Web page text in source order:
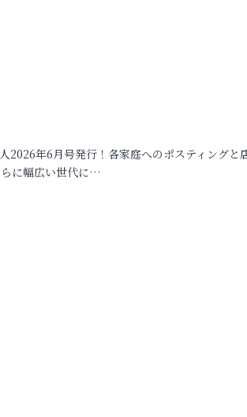
2026年6月号発行！各家庭へのポスティングと
に幅広い世代に…